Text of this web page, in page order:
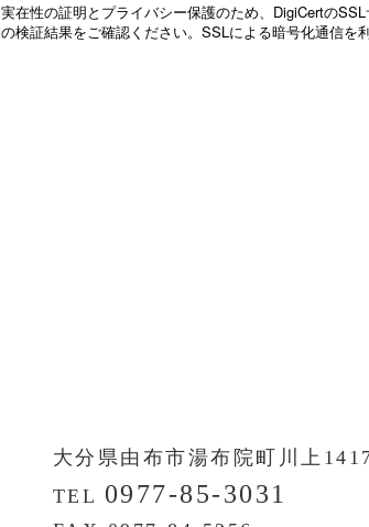
実在性の証明とプライバシー保護のため、DigiCertの
の検証結果をご確認ください。SSLによる暗号化通信
大分県由布市湯布院町川上
TEL 0977-85-3031